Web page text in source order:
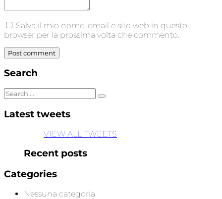
Salva il mio nome, email e sito web in questo
browser per la prossima volta che commento.
Post comment
Search
Latest tweets
VIEW ALL TWEETS
Recent posts
Categories
Nessuna categoria